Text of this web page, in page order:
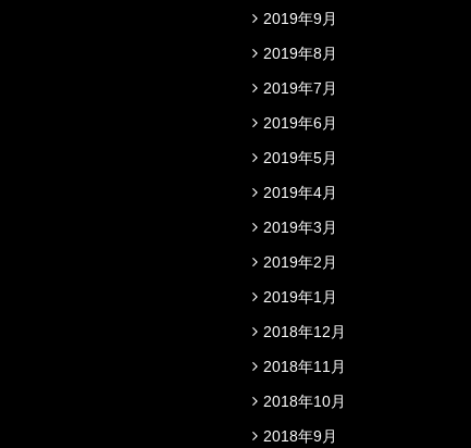
2019年9月
2019年8月
2019年7月
2019年6月
2019年5月
2019年4月
2019年3月
2019年2月
2019年1月
2018年12月
2018年11月
2018年10月
2018年9月